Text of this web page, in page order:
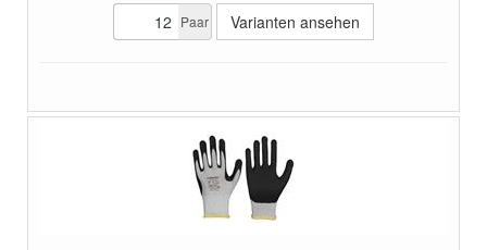
Paar Varianten ansehen